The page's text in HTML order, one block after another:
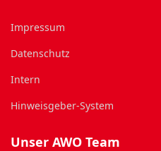
Impressum
Datenschutz
Intern
Hinweisgeber-System
Unser AWO Team